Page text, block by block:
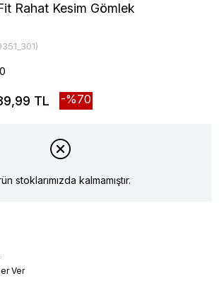
Rahat Kesim Gömlek
TL 70
stoklarımızda kalmamıştır.
Ver